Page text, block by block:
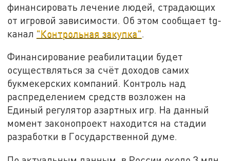
финансировать лечение людей, страдающих
от игровой зависимости. Об этом сообщает tg-
канал "Контрольная закупка".
Финансирование реабилитации будет
осуществляться за счёт доходов самих
букмекерских компаний. Контроль над
распределением средств возложен на
Единый регулятор азартных игр. На данный
момент законопроект находится на стадии
разработки в Государственной думе.